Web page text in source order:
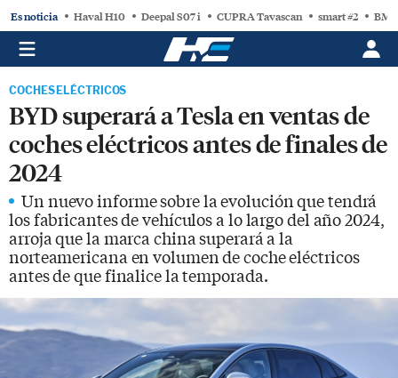
Es noticia Haval H10 Deepal S07 i CUPRA Tavascan smart #2
COCHES ELÉCTRICOS
BYD superará a Tesla en ventas de
coches eléctricos antes de finales de
2024
Un nuevo informe sobre la evolución que tendrá
los fabricantes de vehículos a lo largo del año 2024,
arroja que la marca china superará a la
norteamericana en volumen de coche eléctricos
antes de que finalice la temporada.